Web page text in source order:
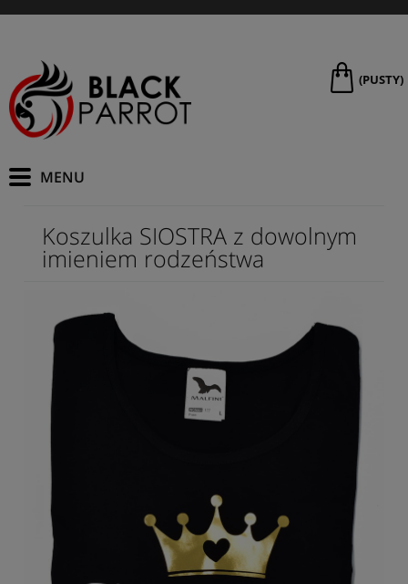
(PUSTY)
Koszulka SIOSTRA z dowolnym
imieniem rodzeństwa